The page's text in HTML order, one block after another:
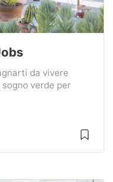
da vivere
verde per